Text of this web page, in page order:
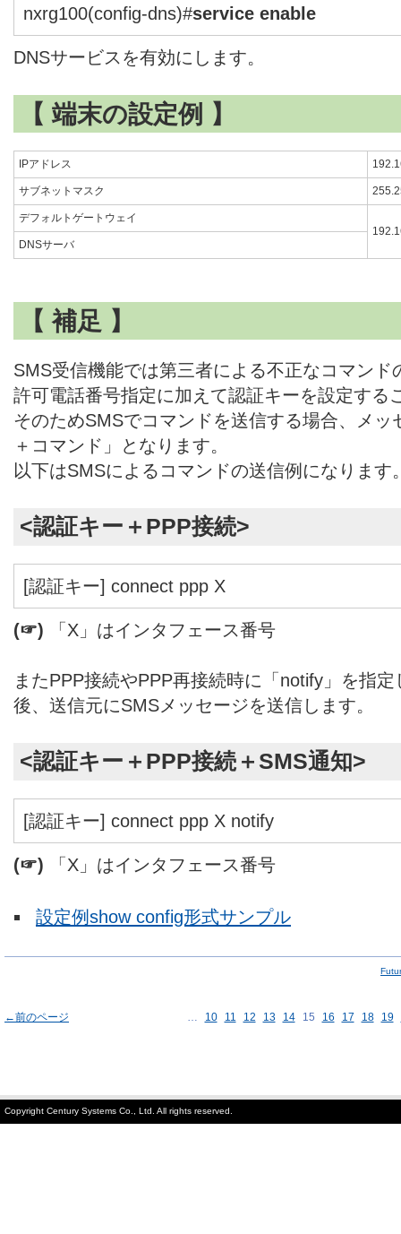
nxrg100(config-dns)#service enable
DNSサービスを有効にします。
【 端末の設定例 】
IPアドレス
サブネットマスク
デフォルトゲートウェイ
DNSサーバ
【 補足 】
SMS受信機能では第三者による不正なコマン
許可電話番号指定に加えて認証キーを設定する
そのためSMSでコマンドを送信する場合、メ
＋コマンド」となります。
以下はSMSによるコマンドの送信例になります
<認証キー＋PPP接続>
[認証キー] connect ppp X
(☞) 「X」はインタフェース番号
またPPP接続やPPP再接続時に「notify」を指
後、送信元にSMSメッセージを送信します。
<認証キー＋PPP接続＋SMS通知>
[認証キー] connect ppp X notify
(☞) 「X」はインタフェース番号
設定例show config形式サンプル
←前のページ … 10 11 12 13 14 15 16 17 18 19
Copyright Century Systems Co., Ltd. All rights reserved.